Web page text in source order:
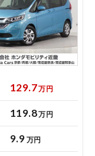
129.7万円
119.8万円
9.9 万円